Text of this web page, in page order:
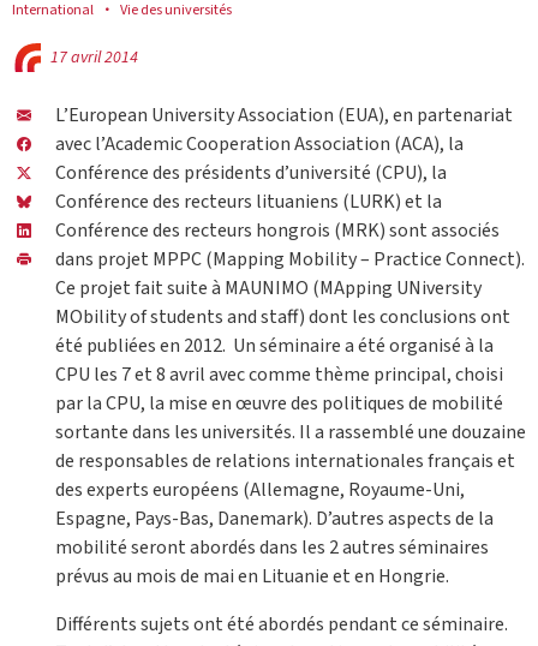
International Vie des universités
17 avril 2014
L’European University Association (EUA), en partenariat
avec l’Academic Cooperation Association (ACA), la
Conférence des présidents d’université (CPU), la
Conférence des recteurs lituaniens (LURK) et la
Conférence des recteurs hongrois (MRK) sont associés
dans projet MPPC (Mapping Mobility – Practice Connect).
Ce projet fait suite à MAUNIMO (MApping UNiversity
MObility of students and staff) dont les conclusions ont
été publiées en 2012. Un séminaire a été organisé à la
CPU les 7 et 8 avril avec comme thème principal, choisi
par la CPU, la mise en œuvre des politiques de mobilité
sortante dans les universités. Il a rassemblé une douzaine
de responsables de relations internationales français et
des experts européens (Allemagne, Royaume-Uni,
Espagne, Pays-Bas, Danemark). D’autres aspects de la
mobilité seront abordés dans les 2 autres séminaires
prévus au mois de mai en Lituanie et en Hongrie.
Différents sujets ont été abordés pendant ce séminaire.